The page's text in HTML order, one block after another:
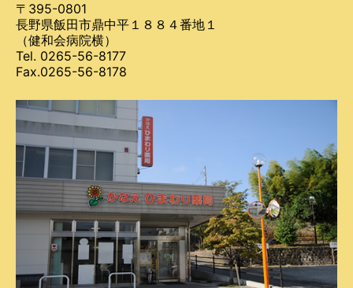
〒395-0801
長野県飯田市鼎中平１８８４番地１
（健和会病院横）
Tel. 0265-56-8177
Fax.0265-56-8178